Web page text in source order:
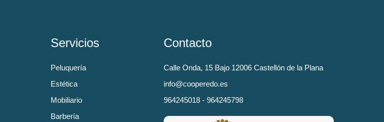
Servicios
Peluquería
Estética
Mobiliario
Barbería
Contacto
Calle Onda, 15 Bajo 12006 Castellón de la Plana
info@cooperedo.es
964245018 - 964245798